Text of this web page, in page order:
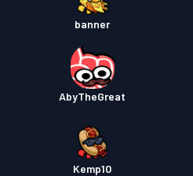
banner
AbyTheGreat
Kemp10